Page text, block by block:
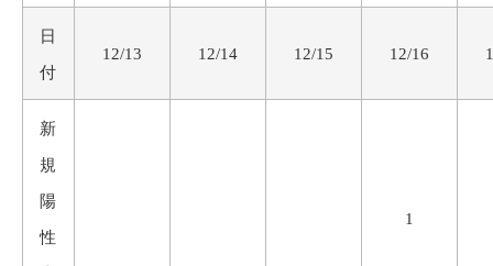
日
付
12/13 12/14 12/15 12/16
新
規
陽
性
1